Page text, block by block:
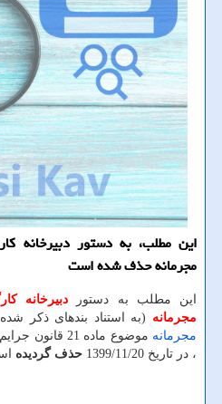
این مطلب، به دستور دبیرخانه
مجرمانه حذف شده است
این مطلب به دستور دبیرخانه
مجرمانه (به استناد بندهای ذکر
مجرمانه
موضوع ماده 21
، در تاریخ 1399/11/20
حذف گردیده